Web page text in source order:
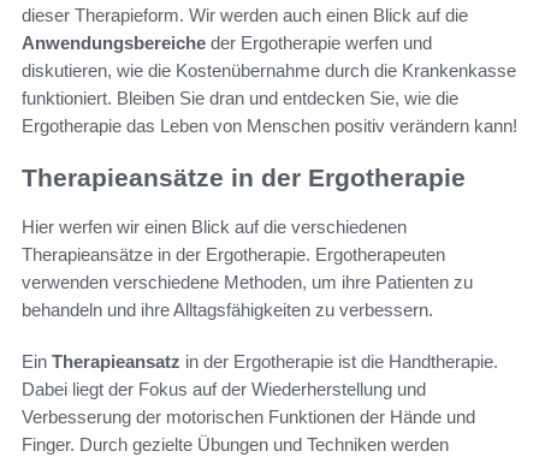
dieser Therapieform. Wir werden auch einen Blick auf die
Anwendungsbereiche der Ergotherapie werfen und
diskutieren, wie die Kostenübernahme durch die Krankenkasse
funktioniert. Bleiben Sie dran und entdecken Sie, wie die
Ergotherapie das Leben von Menschen positiv verändern kann!
Therapieansätze in der Ergotherapie
Hier werfen wir einen Blick auf die verschiedenen
Therapieansätze in der Ergotherapie. Ergotherapeuten
verwenden verschiedene Methoden, um ihre Patienten zu
behandeln und ihre Alltagsfähigkeiten zu verbessern.
Ein Therapieansatz in der Ergotherapie ist die Handtherapie.
Dabei liegt der Fokus auf der Wiederherstellung und
Verbesserung der motorischen Funktionen der Hände und
Finger. Durch gezielte Übungen und Techniken werden